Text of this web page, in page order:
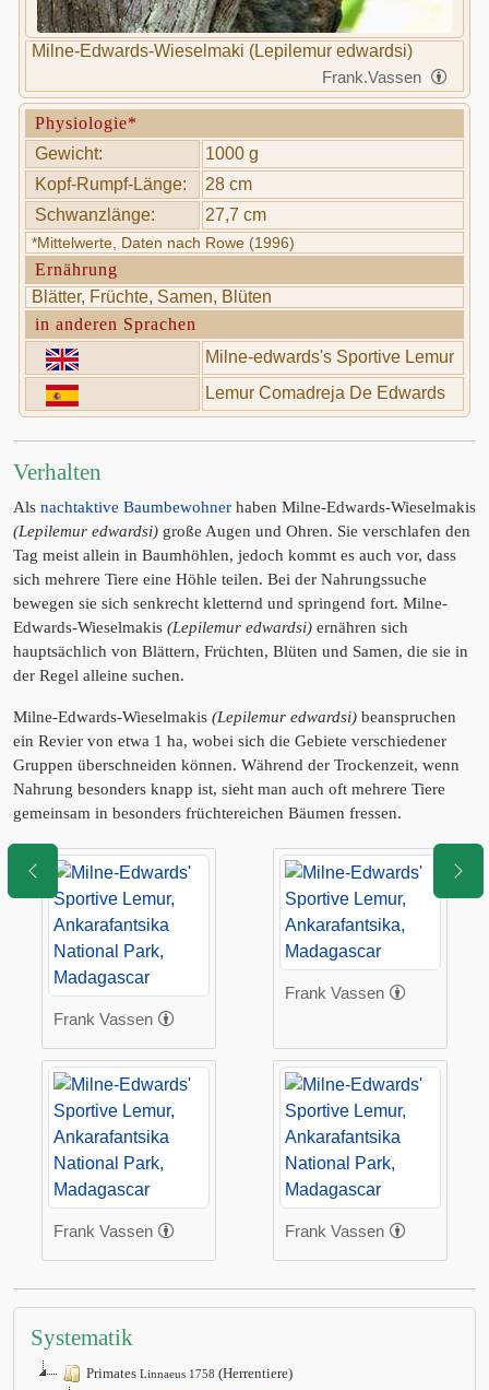
Milne-Edwards-Wieselmaki (Lepilemur edwardsi)
Frank.Vassen
Physiologie*
Gewicht:
1000 g
Kopf-Rumpf-Länge:
28 cm
Schwanzlänge:
27,7 cm
*Mittelwerte, Daten nach Rowe (1996)
Ernährung
Blätter, Früchte, Samen, Blüten
in anderen Sprachen
Milne-edwards's Sportive Lemur
Lemur Comadreja De Edwards
Verhalten
Als nachtaktive Baumbewohner haben Milne-Edwards-Wieselmakis
(Lepilemur edwardsi) große Augen und Ohren. Sie verschlafen den
Tag meist allein in Baumhöhlen, jedoch kommt es auch vor, dass
sich mehrere Tiere eine Höhle teilen. Bei der Nahrungssuche
bewegen sie sich senkrecht kletternd und springend fort. Milne-
Edwards-Wieselmakis (Lepilemur edwardsi) ernähren sich
hauptsächlich von Blättern, Früchten, Blüten und Samen, die sie in
der Regel alleine suchen.
Milne-Edwards-Wieselmakis (Lepilemur edwardsi) beanspruchen
ein Revier von etwa 1 ha, wobei sich die Gebiete verschiedener
Gruppen überschneiden können. Während der Trockenzeit, wenn
Nahrung besonders knapp ist, sieht man auch oft mehrere Tiere
gemeinsam in besonders früchtereichen Bäumen fressen.
Frank Vassen
Frank Vassen
Frank Vassen Frank Vassen
Systematik
Primates Linnaeus 1758 (Herrentiere)